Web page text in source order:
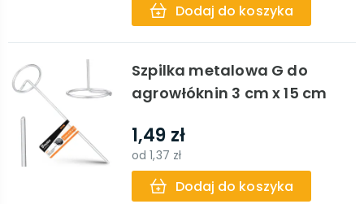
Dodaj do koszyka
Szpilka metalowa G do
agrowłóknin 3 cm x 15 cm
1,49 zł
od1,37 zł
Dodaj do koszyka